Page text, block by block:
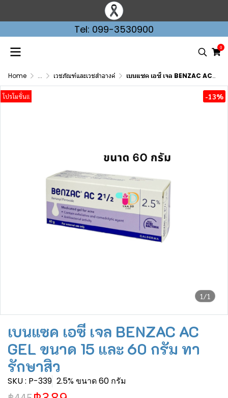
Tel: 099-3530900
0
Home ... เวชภัณฑ์และเวชสำอางค์ เบนแซค เอซี เจล BENZAC AC GEL ขนาด 15 และ 60 กรัม ทารักษาสิว
1/1
โปรโมชั่น!! -13%
เบนแซค เอซี เจล BENZAC AC
GEL ขนาด 15 และ 60 กรัม ทา
รักษาสิว
SKU : P-339 2.5% ขนาด 60 กรัม